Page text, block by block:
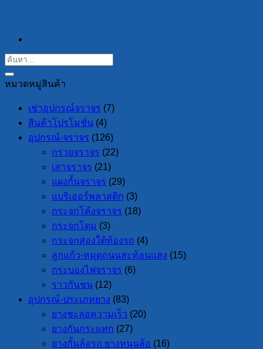
หมวดหมู่สินค้า
เช่าอุปกรณ์จราจร (7)
สินค้าโปรโมชั่น (4)
อุปกรณ์-จราจร (126)
กรวยจราจร (22)
เสาจราจร (21)
แผงกั้นจราจร (29)
แบริเออร์พลาสติก (3)
กระจกโค้งจราจร (18)
กระจกโดม (3)
กระจกส่องใต้ท้องรถ (4)
ลูกแก้ว-หมุดถนนสะท้อนแสง (15)
กระบองไฟจราจร (6)
ราวกันชน (12)
อุปกรณ์-ประเภทยาง (83)
ยางชะลอความเร็ว (20)
ยางกันกระแทก (27)
ยางกั้นล้อรถ ยางหนุนล้อ (16)